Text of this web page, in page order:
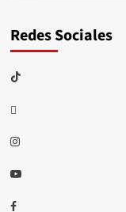
Redes Sociales
TikTok
threads
Instagram
Youtube
Facebook